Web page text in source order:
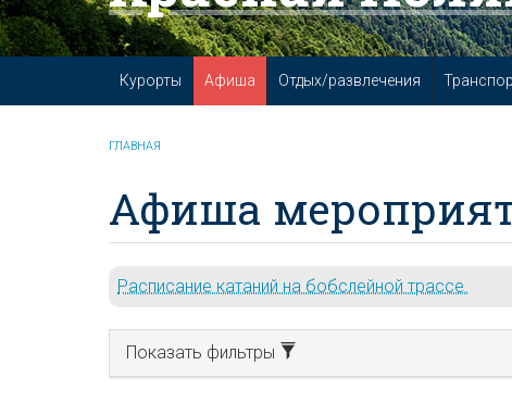
Курорты Афиша Отдых/развлечения
ГЛАВНАЯ
Афиша
Расписание катаний на бобслейной трассе.
Показать фильтры